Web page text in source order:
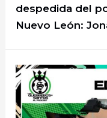
despedida del
Nuevo León: